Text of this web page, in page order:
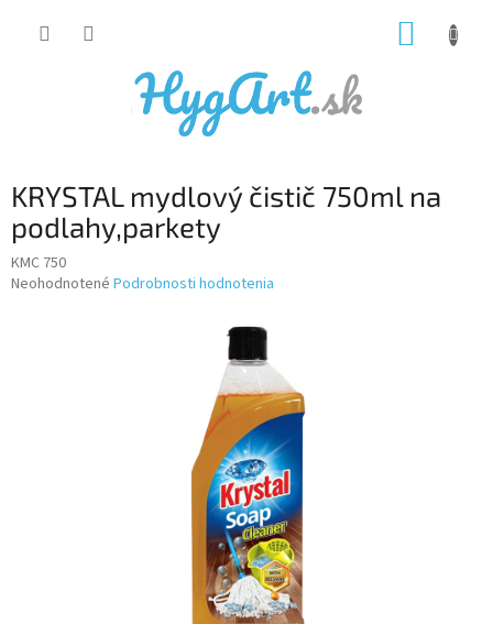
KRYSTAL mydlový čistič 750ml na
podlahy,parkety
KMC 750
Priemerné
Neohodnotené Podrobnosti hodnotenia